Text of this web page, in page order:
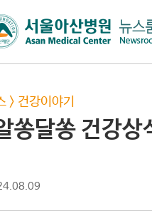
> 건강이야기
쏭달쏭 건강